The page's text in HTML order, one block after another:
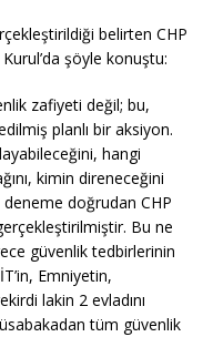
belirten CHP
şöyle konuştu:
zafiyeti değil; bu,
planlı bir aksiyon.
hangi
kimin direneceğini
doğrudan CHP
Bu ne
güvenlik tedbirlerinin
Emniyetin,
lakin 2 evladını
tüm güvenlik